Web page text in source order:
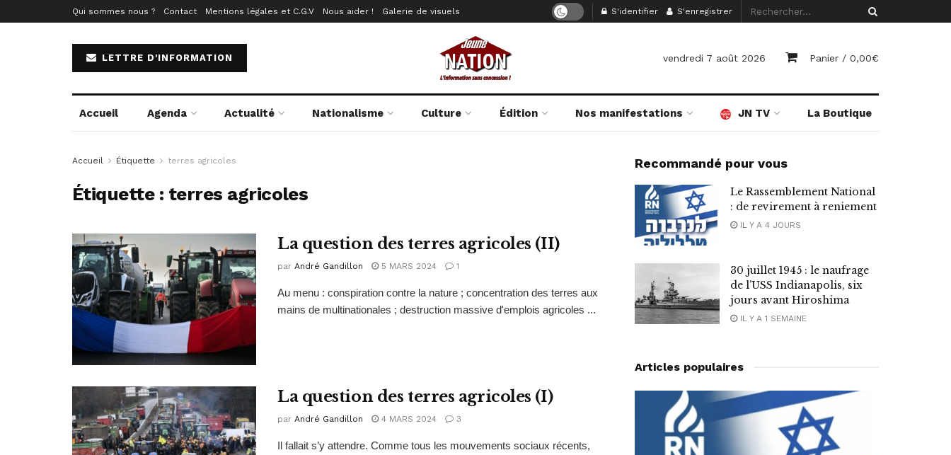
Qui sommes nous ? Contact Mentions légales et C.G.V Nous aider ! Galerie de visuels S'identifier S'enregistrer
LETTRE D'INFORMATION vendredi 7 août 2026 Panier / 0,00€
Accueil Agenda Actualité Nationalisme Culture Édition Nos manifestations JN TV La Boutique
Accueil Étiquette terres agricoles
Étiquette : terres agricoles
La question des terres agricoles (II)
par André Gandillon 5 MARS 2024 1
Au menu : conspiration contre la nature ; concentration des terres aux
mains de multinationales ; destruction massive d'emplois agricoles ...
La question des terres agricoles (I)
par André Gandillon 4 MARS 2024 3
Il fallait s’y attendre. Comme tous les mouvements sociaux récents,
Recommandé pour vous
Le Rassemblement National
: de revirement à reniement
IL Y A 4 JOURS
30 juillet 1945 : le naufrage
de l’USS Indianapolis, six
jours avant Hiroshima
IL Y A 1 SEMAINE
Articles populaires